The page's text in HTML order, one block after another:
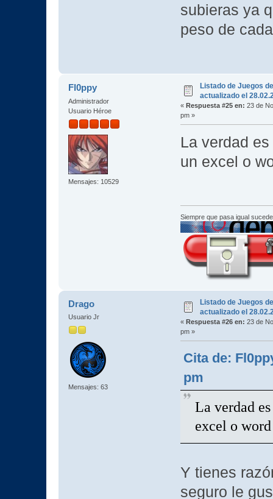
subieras ya
peso de
Fl0ppy
Administrador
Usuario Héroe
Mensajes: 10529
Listado de Juegos
actualizado el
« Respuesta #25 en: 23 de
pm »
La verdad
un excel o
Siempre que pasa igual
Drago
Usuario Jr
Mensajes: 63
Listado de Juegos
actualizado el
« Respuesta #26 en: 23 de
pm »
Cita de:
pm
La verdad
excel o
Y tienes
seguro le